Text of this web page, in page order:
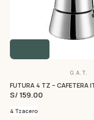
G.A.T.
FUTURA 4 TZ – CAFETERA
S/ 159.00
4 Tzacero